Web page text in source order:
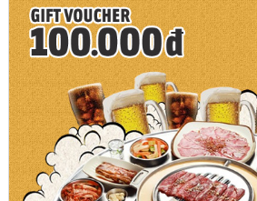
ĐĂNG NHẬP